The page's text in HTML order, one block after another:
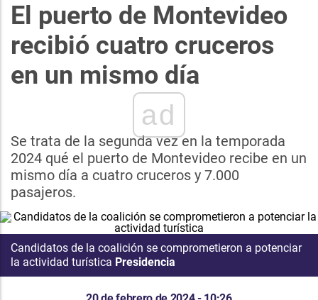
El puerto de Montevideo
recibió cuatro cruceros
en un mismo día
ad
Se trata de la segunda vez en la temporada
2024 qué el puerto de Montevideo recibe en un
mismo día a cuatro cruceros y 7.000
pasajeros.
Candidatos de la coalición se comprometieron a potenciar
la actividad turística Presidencia